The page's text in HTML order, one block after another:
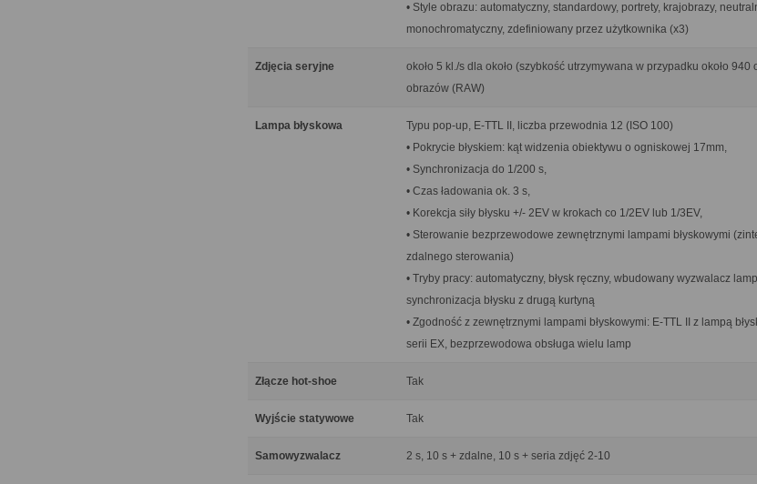
• Style obrazu: automatyczny, standardowy, portrety, krajobrazy,
monochromatyczny, zdefiniowany przez użytkownika (x3)
Zdjęcia seryjne
około 5 kl./s dla około (szybkość utrzymywana w przypadku około 940
obrazów (RAW)
Lampa błyskowa
Typu pop-up, E-TTL II, liczba przewodnia 12 (ISO 100)
• Pokrycie błyskiem: kąt widzenia obiektywu o ogniskowej 17mm,
• Synchronizacja do 1/200 s,
• Czas ładowania ok. 3 s,
• Korekcja siły błysku +/- 2EV w krokach co 1/2EV lub 1/3EV,
• Sterowanie bezprzewodowe zewnętrznymi lampami błyskowymi
zdalnego sterowania)
• Tryby pracy: automatyczny, błysk ręczny, wbudowany wyzwalacz
synchronizacja błysku z drugą kurtyną
• Zgodność z zewnętrznymi lampami błyskowymi: E-TTL II z lampą
serii EX, bezprzewodowa obsługa wielu lamp
Złącze hot-shoe Tak
Wyjście statywowe Tak
Samowyzwalacz 2 s, 10 s + zdalne, 10 s + seria zdjęć 2-10